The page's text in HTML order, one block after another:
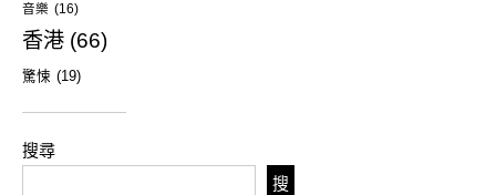
音樂 (16)
香港 (66)
驚悚 (19)
搜尋
搜